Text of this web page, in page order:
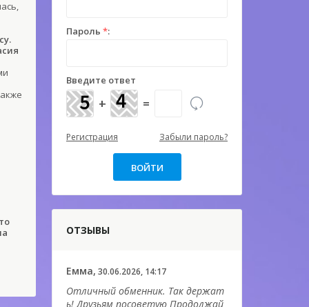
Пароль *:
Введите ответ
+ =
Регистрация Забыли пароль?
ОТЗЫВЫ
Емма, 30.06.2026, 14:17
Отличный обменник. Так держат
ь! Друзьям посоветую Продолжай